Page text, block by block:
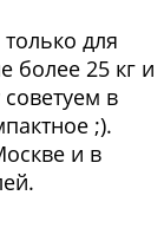
для
более 25 кг и
в
;).
и в